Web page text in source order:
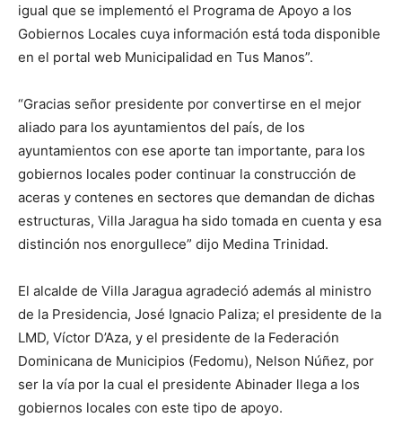
igual que se implementó el Programa de Apoyo a los
Gobiernos Locales cuya información está toda disponible
en el portal web Municipalidad en Tus Manos”.
“Gracias señor presidente por convertirse en el mejor
aliado para los ayuntamientos del país, de los
ayuntamientos con ese aporte tan importante, para los
gobiernos locales poder continuar la construcción de
aceras y contenes en sectores que demandan de dichas
estructuras, Villa Jaragua ha sido tomada en cuenta y esa
distinción nos enorgullece” dijo Medina Trinidad.
El alcalde de Villa Jaragua agradeció además al ministro
de la Presidencia, José Ignacio Paliza; el presidente de la
LMD, Víctor D’Aza, y el presidente de la Federación
Dominicana de Municipios (Fedomu), Nelson Núñez, por
ser la vía por la cual el presidente Abinader llega a los
gobiernos locales con este tipo de apoyo.